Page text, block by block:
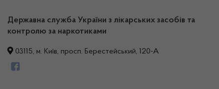
Державна служба України з лікарських засобів та
контролю за наркотиками
03115, м. Київ, просп. Берестейський, 120-А